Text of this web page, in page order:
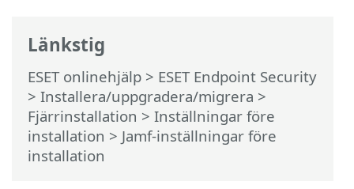
Länkstig
ESET onlinehjälp > ESET Endpoint Security
> Installera/uppgradera/migrera >
Fjärrinstallation > Inställningar före
installation > Jamf-inställningar före
installation